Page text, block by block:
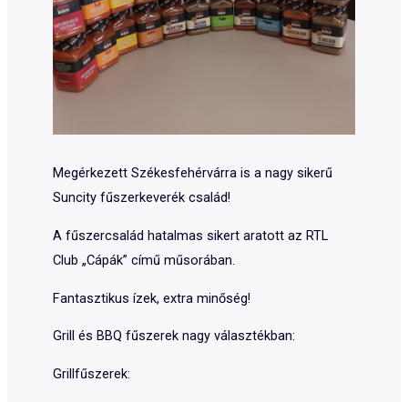
Megérkezett Székesfehérvárra is a nagy sikerű
Suncity fűszerkeverék család!
A fűszercsalád hatalmas sikert aratott az RTL
Club „Cápák” című műsorában.
Fantasztikus ízek, extra minőség!
Grill és BBQ fűszerek nagy választékban:
Grillfűszerek: